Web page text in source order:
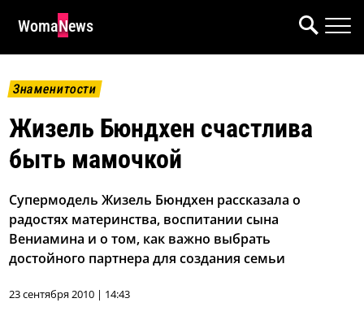
WomaNews
Знаменитости
Жизель Бюндхен счастлива
быть мамочкой
Супермодель Жизель Бюндхен рассказала о
радостях материнства, воспитании сына
Вениамина и о том, как важно выбрать
достойного партнера для создания семьи
23 сентября 2010 | 14:43